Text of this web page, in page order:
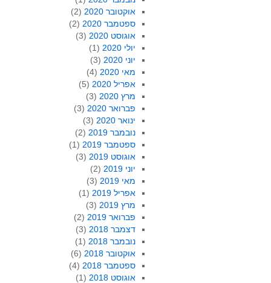
אוקטובר 2020
(2)
ספטמבר 2020
(2)
אוגוסט 2020
(3)
יולי 2020
(1)
יוני 2020
(3)
מאי 2020
(4)
אפריל 2020
(5)
מרץ 2020
(3)
פברואר 2020
(3)
ינואר 2020
(3)
נובמבר 2019
(2)
ספטמבר 2019
(1)
אוגוסט 2019
(3)
יוני 2019
(2)
מאי 2019
(3)
אפריל 2019
(1)
מרץ 2019
(3)
פברואר 2019
(2)
דצמבר 2018
(3)
נובמבר 2018
(1)
אוקטובר 2018
(6)
ספטמבר 2018
(4)
אוגוסט 2018
(1)